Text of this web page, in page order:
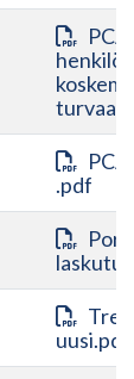
.pdf
uusi.pdf